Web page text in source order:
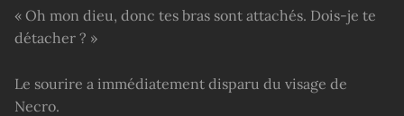
« Oh mon dieu, donc tes bras sont attachés. Dois-je te
détacher ? »
Le sourire a immédiatement disparu du visage de
Necro.